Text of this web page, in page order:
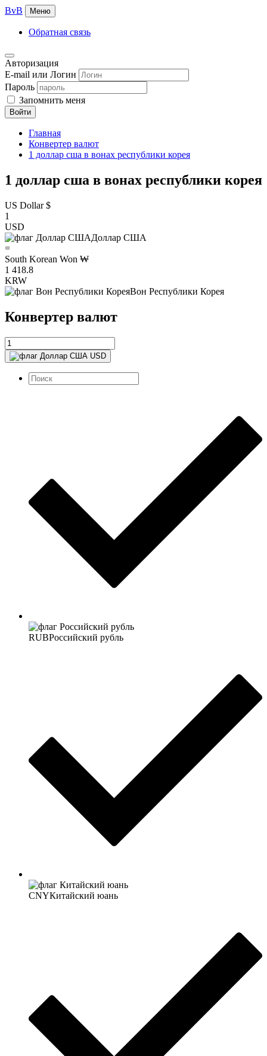
BvB Меню
Обратная связь
Авторизация
E-mail или Логин
Пароль
Запомнить меня
Войти
Главная
Конвертер валют
1 доллар сша в вонах республики корея
1 доллар сша в вонах республики корея
US Dollar $
1
USD
Доллар США
=
South Korean Won ₩
1 418.8
KRW
Вон Республики Корея
Конвертер валют
USD
RUBРоссийский рубль
CNYКитайский юань